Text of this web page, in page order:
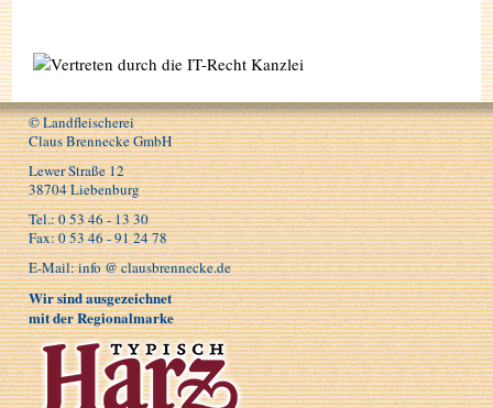
© Landfleischerei
Claus Brennecke GmbH
Lewer Straße 12
38704 Liebenburg
Tel.: 0 53 46 - 13 30
Fax: 0 53 46 - 91 24 78
E-Mail: info @ clausbrennecke.de
Wir sind ausgezeichnet
mit der Regionalmarke